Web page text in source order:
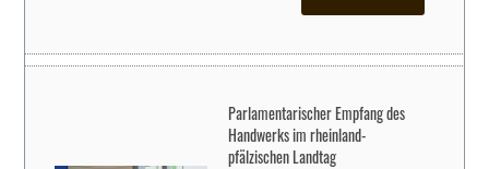
Gelegenheit, die Birkenh
Parlamentarischer Empfang des
Handwerks im rheinland-
pfälzischen Landtag